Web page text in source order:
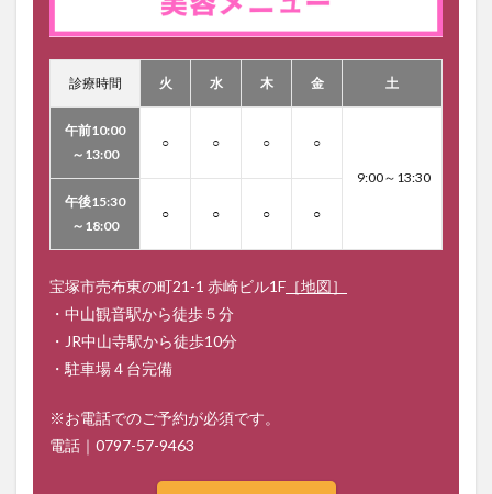
診療時間 火 水 木 金 土
午前10:00
～13:00
○ ○ ○ ○
9:00～13:30
午後15:30
～18:00
○ ○ ○ ○
宝塚市売布東の町21-1 赤崎ビル1F ［地図］
・中山観音駅から徒歩５分
・JR中山寺駅から徒歩10分
・駐車場４台完備
※お電話でのご予約が必須です。
電話｜ 0797-57-9463